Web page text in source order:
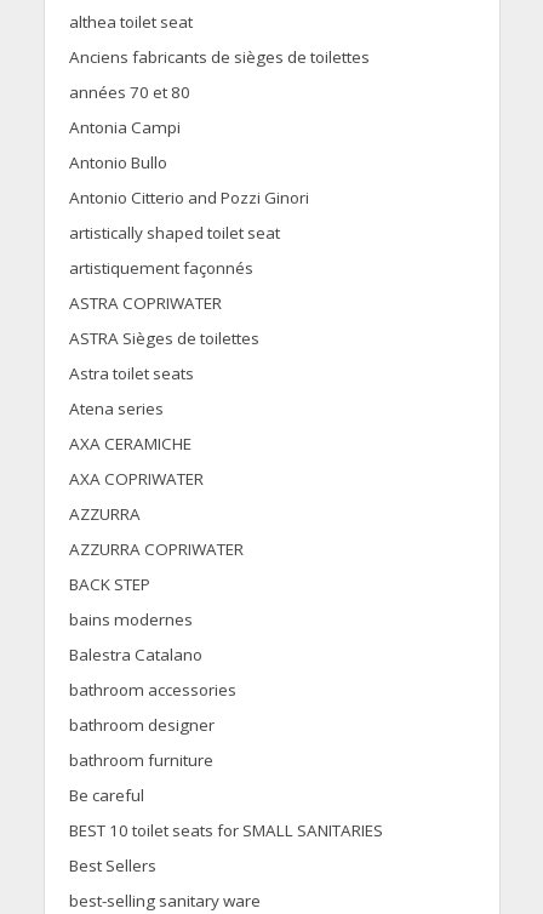
althea toilet seat
Anciens fabricants de sièges de toilettes
années 70 et 80
Antonia Campi
Antonio Bullo
Antonio Citterio and Pozzi Ginori
artistically shaped toilet seat
artistiquement façonnés
ASTRA COPRIWATER
ASTRA Sièges de toilettes
Astra toilet seats
Atena series
AXA CERAMICHE
AXA COPRIWATER
AZZURRA
AZZURRA COPRIWATER
BACK STEP
bains modernes
Balestra Catalano
bathroom accessories
bathroom designer
bathroom furniture
Be careful
BEST 10 toilet seats for SMALL SANITARIES
Best Sellers
best-selling sanitary ware